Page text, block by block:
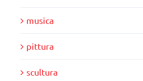
musica
pittura
scultura